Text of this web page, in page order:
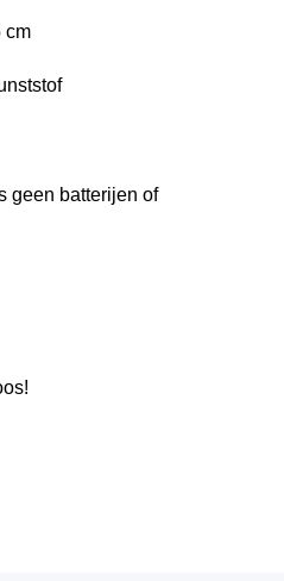
cm
geen batterijen of